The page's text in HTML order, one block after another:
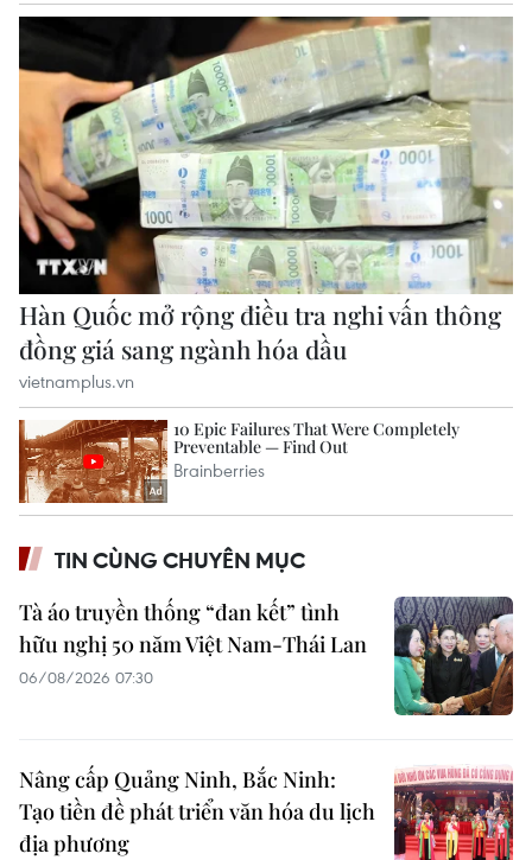
TIN CÙNG CHUYÊN MỤC
Tà áo truyền thống “đan kết” tình
hữu nghị 50 năm Việt Nam-Thái Lan
06/08/2026 07:30
Nâng cấp Quảng Ninh, Bắc Ninh:
Tạo tiền đề phát triển văn hóa du lịch
địa phương